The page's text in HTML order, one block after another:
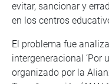
evitar, sancionar y
en los centros
El problema fue
intergeneracional ‘Por
organizado por la